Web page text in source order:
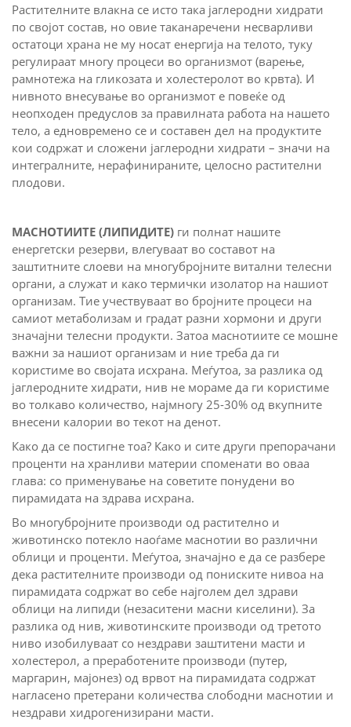
Растителните влакна се исто така јаглеродни хидрати
по својот состав, но овие таканаречени несварливи
остатоци храна не му носат енергија на телото, туку
регулираат многу процеси во организмот (варење,
рамнотежа на гликозата и холестеролот во крвта). И
нивното внесување во организмот е повеќе од
неопходен предуслов за правилната работа на нашето
тело, а едновремено се и составен дел на продуктите
кои содржат и сложени јаглеродни хидрати – значи на
интегралните, нерафинираните, целосно растителни
плодови.
МАСНОТИИТЕ (ЛИПИДИТЕ) ги полнат нашите
енергетски резерви, влегуваат во составот на
заштитните слоеви на многубројните витални телесни
органи, а служат и како термички изолатор на нашиот
организам. Тие учествуваат во бројните процеси на
самиот метаболизам и градат разни хормони и други
значајни телесни продукти. Затоа маснотиите се мошне
важни за нашиот организам и ние треба да ги
користиме во својата исхрана. Меѓутоа, за разлика од
јаглеродните хидрати, нив не мораме да ги користиме
во толкаво количество, најмногу 25-30% од вкупните
внесени калории во текот на денот.
Како да се постигне тоа? Како и сите други препорачани
проценти на хранливи материи споменати во оваа
глава: со применување на советите понудени во
пирамидата на здрава исхрана.
Во многубројните производи од растително и
животинско потекло наоѓаме маснотии во различни
облици и проценти. Меѓутоа, значајно е да се разбере
дека растителните производи од пониските нивоа на
пирамидата содржат во себе најголем дел здрави
облици на липиди (незаситени масни киселини). За
разлика од нив, животинските производи од третото
ниво изобилуваат со нездрави заштитени масти и
холестерол, а преработените производи (путер,
маргарин, мајонез) од врвот на пирамидата содржат
нагласено претерани количества слободни маснотии и
нездрави хидрогенизирани масти.